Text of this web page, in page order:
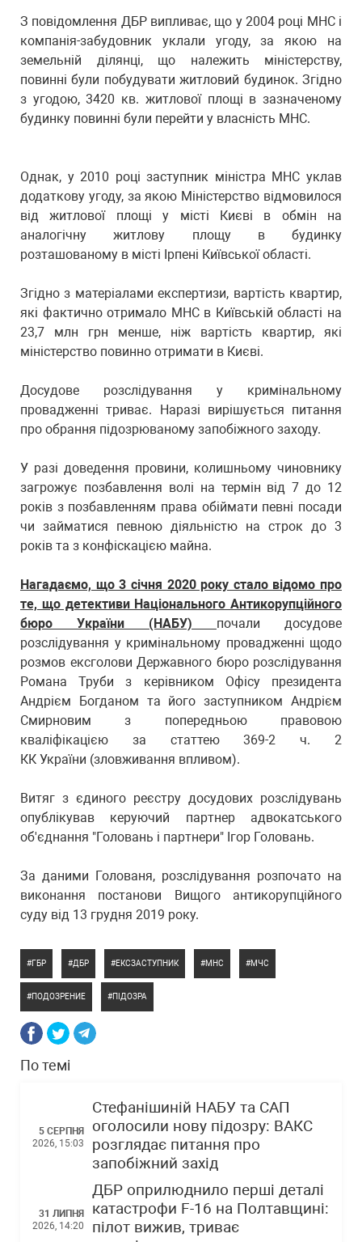
З повідомлення ДБР випливає, що у 2004 році МНС і
компанія-забудовник уклали угоду, за якою на
земельній ділянці, що належить міністерству,
повинні були побудувати житловий будинок. Згідно
з угодою, 3420 кв. житлової площі в зазначеному
будинку повинні були перейти у власність МНС.
Однак, у 2010 році заступник міністра МНС уклав
додаткову угоду, за якою Міністерство відмовилося
від житлової площі у місті Києві в обмін на
аналогічну житлову площу в будинку
розташованому в місті Ірпені Київської області.
Згідно з матеріалами експертизи, вартість квартир,
які фактично отримало МНС в Київській області на
23,7 млн грн менше, ніж вартість квартир, які
міністерство повинно отримати в Києві.
Досудове розслідування у кримінальному
провадженні триває. Наразі вирішується питання
про обрання підозрюваному запобіжного заходу.
У разі доведення провини, колишньому чиновнику
загрожує позбавлення волі на термін від 7 до 12
років з позбавленням права обіймати певні посади
чи займатися певною діяльністю на строк до 3
років та з конфіскацією майна.
Нагадаємо, що 3 січня 2020 року стало відомо про
те, що детективи Національного Антикорупційного
бюро України (НАБУ) почали досудове
розслідування у кримінальному провадженні щодо
розмов ексголови Державного бюро розслідування
Романа Труби з керівником Офісу президента
Андрієм Богданом та його заступником Андрієм
Смирновим з попередньою правовою
кваліфікацією за статтею 369-2 ч. 2
КК України (зловживання впливом).
Витяг з єдиного реєстру досудових розслідувань
опублікував керуючий партнер адвокатського
об'єднання "Головань і партнери" Ігор Головань.
За даними Голованя, розслідування розпочато на
виконання постанови Вищого антикорупційного
суду від 13 грудня 2019 року.
ГБР ДБР ЕКСЗАСТУПНИК МНС МЧС
ПОДОЗРЕНИЕ ПІДОЗРА
По темі
5 СЕРПНЯ
2026, 15:03
Стефанішиній НАБУ та САП
оголосили нову підозру: ВАКС
розглядає питання про
запобіжний захід
31 ЛИПНЯ
2026, 14:20
ДБР оприлюднило перші деталі
катастрофи F-16 на Полтавщині:
пілот вижив, триває